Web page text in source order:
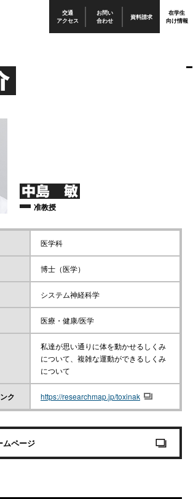
交通
アクセス
お問い
合わせ 資料請求 在学生
向け情報
中島 敏
准教授
医学科
博士（医学）
システム神経科学
医療・健康/医学
私達が思い通りに体を動かせるしくみ
について、複雑な運動ができるしくみ
について
ク https://researchmap.jp/toxinak
ムページ